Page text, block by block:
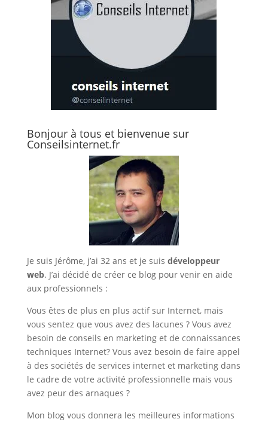
Bonjour à tous et bienvenue sur
Conseilsinternet.fr
Je suis Jérôme, j’ai 32 ans et je suis développeur
web. J’ai décidé de créer ce blog pour venir en aide
aux professionnels :
Vous êtes de plus en plus actif sur Internet, mais
vous sentez que vous avez des lacunes ? Vous avez
besoin de conseils en marketing et de connaissances
techniques Internet? Vous avez besoin de faire appel
à des sociétés de services internet et marketing dans
le cadre de votre activité professionnelle mais vous
avez peur des arnaques ?
Mon blog vous donnera les meilleures informations